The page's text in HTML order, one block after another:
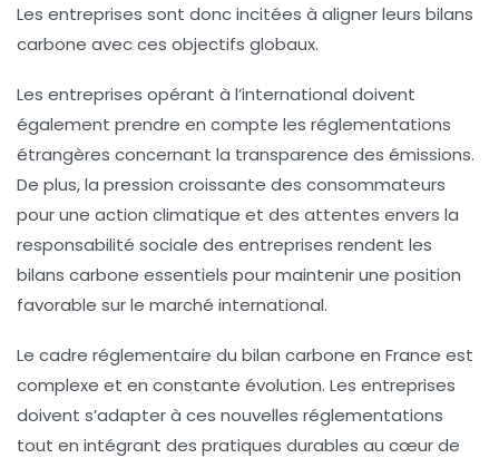
Les entreprises sont donc incitées à aligner leurs bilans
carbone avec ces objectifs globaux.
Les entreprises opérant à l’international doivent
également prendre en compte les réglementations
étrangères concernant la transparence des émissions.
De plus, la pression croissante des consommateurs
pour une action climatique et des attentes envers la
responsabilité sociale des entreprises rendent les
bilans carbone essentiels pour maintenir une position
favorable sur le marché international.
Le cadre réglementaire du bilan carbone en France est
complexe et en constante évolution. Les entreprises
doivent s’adapter à ces nouvelles réglementations
tout en intégrant des pratiques durables au cœur de